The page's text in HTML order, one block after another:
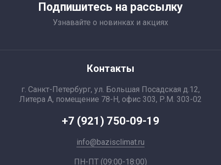
Подпишитесь на рассылку
Узнавайте о новинках и акциях
Контакты
г. Санкт-Петербург, ул. Большая Посадская д.12,
Литера А, помещение 78-Н, офис 303, Р.М. 303-02
+7 (921) 750-09-19
info@bazisclimat.ru
ПН-ПТ (09:00-18:00)